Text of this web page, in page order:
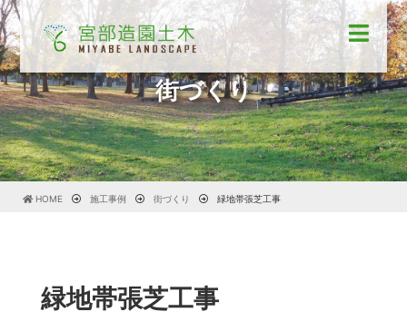
街づくり
HOME 施工事例 街づくり 緑地帯張芝工事
緑地帯張芝工事